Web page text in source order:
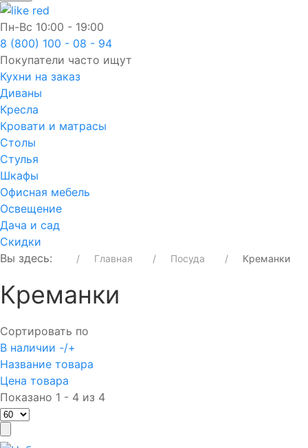
Пн-Вс 10:00 - 19:00
8 (800) 100 - 08 - 94
Покупатели часто ищут
Кухни на заказ
Диваны
Кресла
Кровати и матрасы
Столы
Стулья
Шкафы
Офисная мебель
Освещение
Дача и сад
Скидки
Вы здесь:
Главная Посуда Креманки
Креманки
Сортировать по
В наличии -/+
Название товара
Цена товара
Показано 1 - 4 из 4